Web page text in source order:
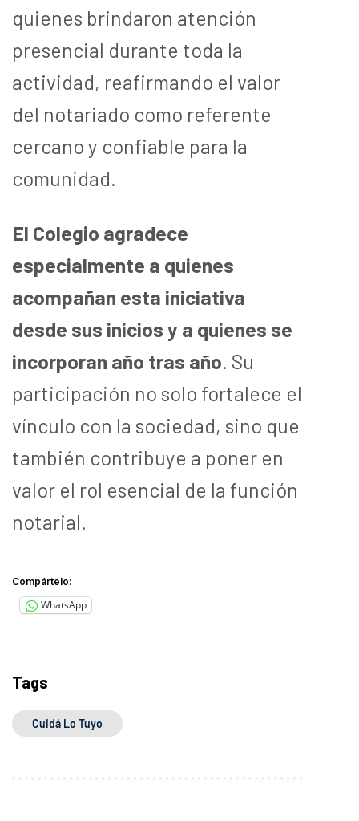
quienes brindaron atención
presencial durante toda la
actividad, reafirmando el valor
del notariado como referente
cercano y confiable para la
comunidad.
El Colegio agradece
especialmente a quienes
acompañan esta iniciativa
desde sus inicios y a quienes se
incorporan año tras año. Su
participación no solo fortalece el
vínculo con la sociedad, sino que
también contribuye a poner en
valor el rol esencial de la función
notarial.
Compártelo:
WhatsApp
Tags
Cuidá Lo Tuyo